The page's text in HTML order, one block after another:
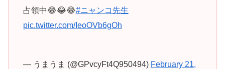
占領中😂😂😂#ニャンコ先生
pic.twitter.com/IeoOVb6gOh
— うまうま (@GPvcyFt4Q950494) February 21,